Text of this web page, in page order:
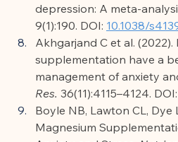
depression: A meta-
9(1):190. DOI: 10.1038/
Akhgarjand C et al.
supplementation have a
management of anxiety
Res. 36(11):4115–4124. DOI:
Boyle NB, Lawton CL, Dye
Magnesium